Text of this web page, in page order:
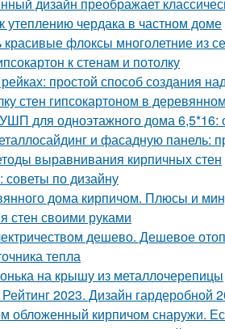
чердака в частном доме
красивые флоксы многолетние из
к стенам и потолку
простой способ создания
стен гипсокартоном в
для одноэтажного дома 6,5*16:
и фасадную панель:
выравнивания кирпичных стен
по дизайну
дома кирпичом. Плюсы и
стен своими руками
дешево. Дешевое
тепла
на крышу из металлочерепицы
2023. Дизайн гардеробной
обложенный кирпичом снаружи.